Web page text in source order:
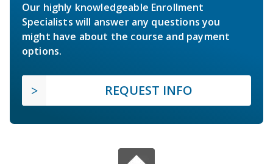
Our highly knowledgeable Enrollment
Specialists will answer any questions you
might have about the course and payment
options.
REQUEST INFO